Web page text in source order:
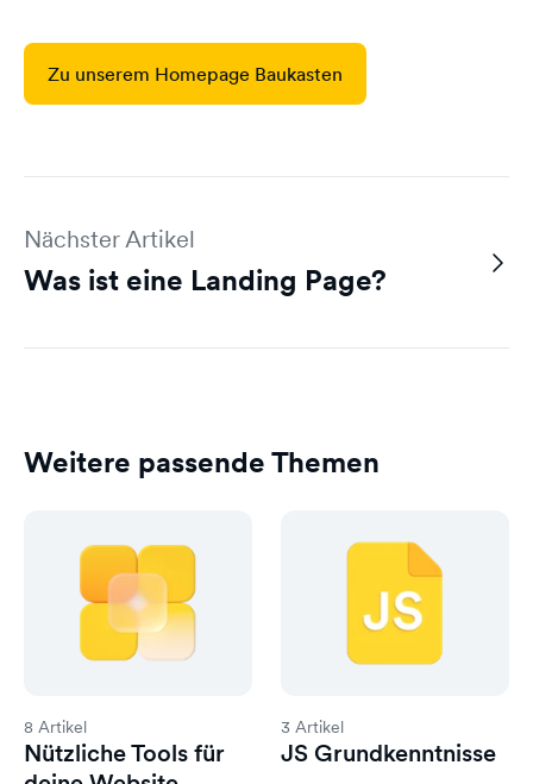
Zu unserem Homepage Baukasten
Nächster Artikel
Was ist eine Landing Page?
Weitere passende Themen
8 Artikel
Nützliche Tools für
3 Artikel
JS Grundkenntnisse